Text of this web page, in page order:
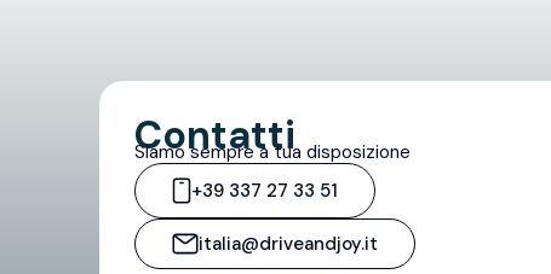
Contatti
Siamo sempre a tua disposizione
+39 337 27 33 51
italia@driveandjoy.it